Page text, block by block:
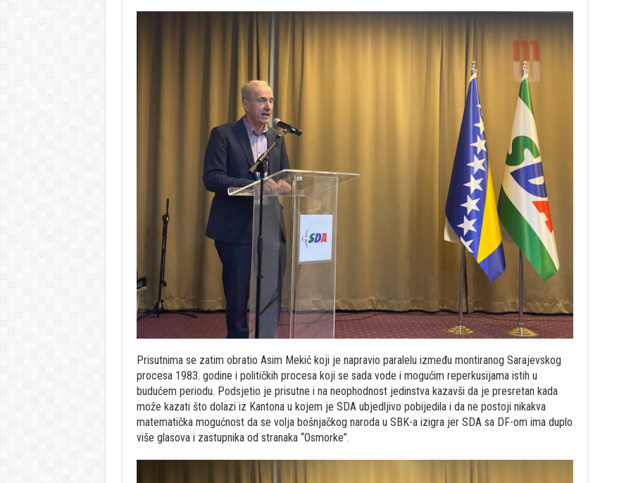
Prisutnima se zatim obratio Asim Mekić koji je napravio paralelu između montiranog Sarajevskog
procesa 1983. godine i političkih procesa koji se sada vode i mogućim reperkusijama istih u
budućem periodu. Podsjetio je prisutne i na neophodnost jedinstva kazavši da je presretan kada
može kazati što dolazi iz Kantona u kojem je SDA ubjedljivo pobijedila i da ne postoji nikakva
matematička mogućnost da se volja bošnjačkog naroda u SBK-a izigra jer SDA sa DF-om ima duplo
više glasova i zastupnika od stranaka “Osmorke”.